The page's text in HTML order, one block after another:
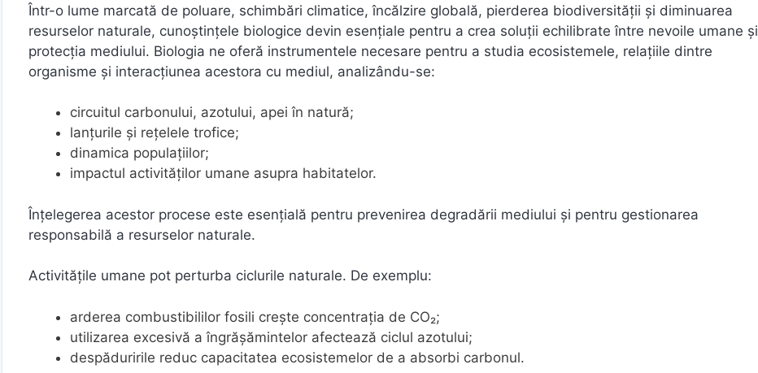
Într-o lume marcată de poluare, schimbări climatice, încălzire globală, pierderea biodiversității și diminuarea
resurselor naturale, cunoștințele biologice devin esențiale pentru a crea soluții echilibrate între nevoile umane și
protecția mediului. Biologia ne oferă instrumentele necesare pentru a studia ecosistemele, relațiile dintre
organisme și interacțiunea acestora cu mediul, analizându-se:
circuitul carbonului, azotului, apei în natură;
lanțurile și rețelele trofice;
dinamica populațiilor;
impactul activităților umane asupra habitatelor.
Înțelegerea acestor procese este esențială pentru prevenirea degradării mediului și pentru gestionarea
responsabilă a resurselor naturale.
Activitățile umane pot perturba ciclurile naturale. De exemplu:
arderea combustibililor fosili crește concentrația de CO₂;
utilizarea excesivă a îngrășămintelor afectează ciclul azotului;
despăduririle reduc capacitatea ecosistemelor de a absorbi carbonul.